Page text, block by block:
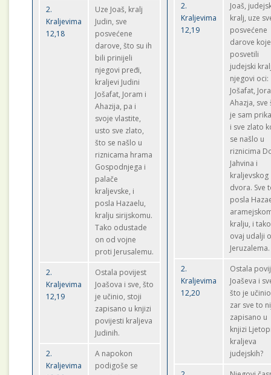
2.
Kraljevima
12,18
Uze Joaš, kralj
Judin, sve
posvećene
darove, što su ih
bili prinijeli
njegovi pređi,
kraljevi Judini
Jošafat, Joram i
Ahazija, pa i
svoje vlastite,
usto sve zlato,
što se našlo u
riznicama hrama
Gospodnjega i
palače
kraljevske, i
posla Hazaelu,
kralju sirijskomu.
Tako odustade
on od vojne
proti Jerusalemu.
2.
Kraljevima
12,19
Ostala povijest
Joašova i sve, što
je učinio, stoji
zapisano u knjizi
povijesti kraljeva
Judinih.
2.
Kraljevima
A napokon
podigoše se
2.
Kraljevima
12,19
Joaš,
kralj, uze
posvećene
darove
posvetili
judejski
njegovi oci:
Jošafat,
Ahazja, sve
je sam
i sve zlato
se našlo u
riznicima
Jahvina i
kraljevskog
dvora. Sve
posla
kralju, i
ovaj udalji
Jeruzalema.
2.
Kraljevima
12,20
Ostala
Joaševa i
što je
zar sve to
zapisano u
knjizi
kraljeva
judejskih?